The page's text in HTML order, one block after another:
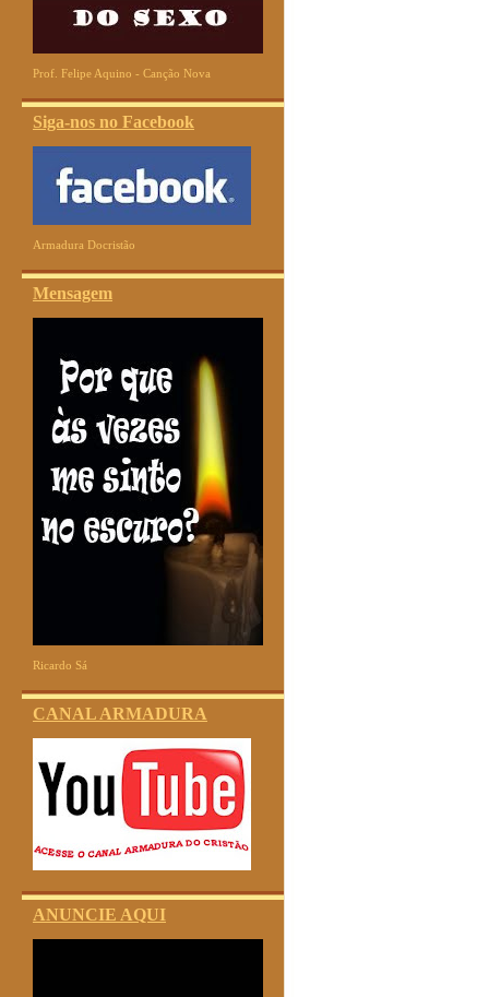
Prof. Felipe Aquino - Canção Nova
Siga-nos no Facebook
Armadura Docristão
Mensagem
Ricardo Sá
CANAL ARMADURA
ANUNCIE AQUI